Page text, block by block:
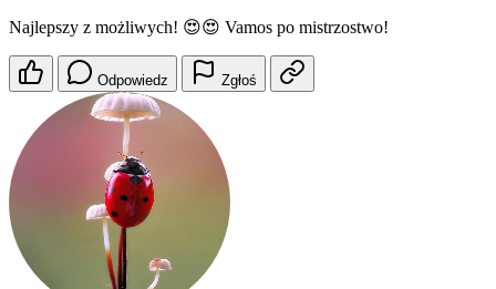
Najlepszy z możliwych! 😍😍 Vamos po mistrzostwo!
Odpowiedz Zgłoś